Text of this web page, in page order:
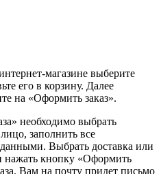
магазине выберите
его в корзину. Далее
на «Оформить заказ».
необходимо выбрать
заполнить все
Выбрать доставка или
нажать кнопку «Оформить
Вам на почту придет письмо